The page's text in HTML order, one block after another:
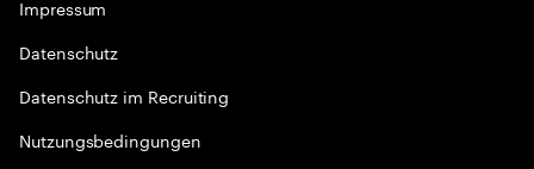
Impressum
Datenschutz
Datenschutz im Recruiting
Nutzungsbedingungen